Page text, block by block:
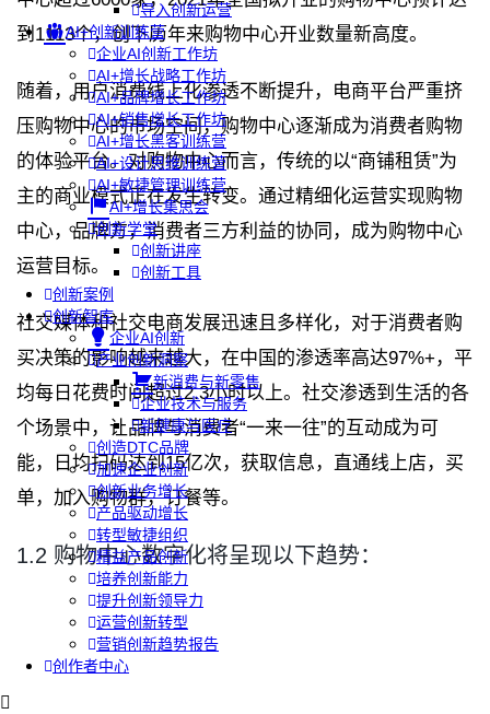
导入创新运营
AI+创新训练营
企业AI创新工作坊
AI+增长战略工作坊
AI+品牌增长工作坊
AI+销售增长工作坊
AI+增长黑客训练营
AI+设计思维训练营
AI+敏捷管理训练营
AI+增长集思会
创新学堂
创新讲座
创新工具
创新案例
创新智库
企业AI创新
产业创新洞察
新消费与新零售
企业技术与服务
新健康与医疗
创造DTC品牌
加速企业创新
创新业务增长
产品驱动增长
转型敏捷组织
精益产品创新
培养创新能力
提升创新领导力
运营创新转型
营销创新趋势报告
创作者中心
到1113个，创下历年来购物中心开业数量新高度。
随着，用户消费线上化渗透不断提升，电商平台严重挤
压购物中心的市场空间，购物中心逐渐成为消费者购物
的体验平台。对购物中心而言，传统的以“商铺租赁”为
主的商业模式正在发生转变。通过精细化运营实现购物
中心，品牌方，消费者三方利益的协同，成为购物中心
运营目标。
社交媒体和社交电商发展迅速且多样化，对于消费者购
买决策的影响越来越大，在中国的渗透率高达97%+，平
均每日花费时间超过2.3小时以上。社交渗透到生活的各
个场景中，让品牌与消费者“一来一往”的互动成为可
能，日均扫码达到15亿次，获取信息，直通线上店，买
单，加入购物群，订餐等。
1.2 购物中心数字化将呈现以下趋势：